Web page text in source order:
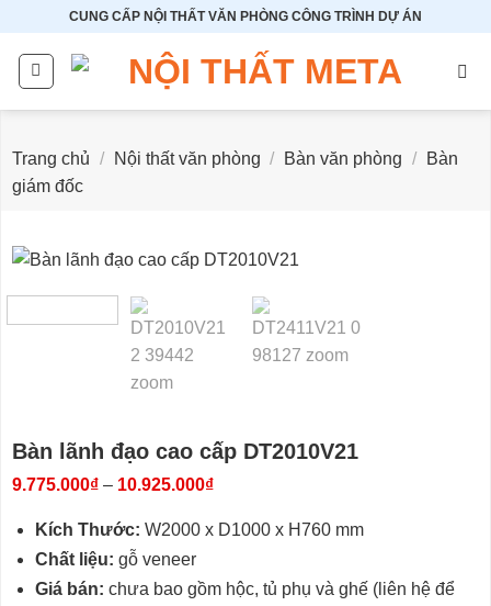
dung
CUNG CẤP NỘI THẤT VĂN PHÒNG CÔNG TRÌNH DỰ ÁN
Trang chủ / Nội thất văn phòng / Bàn văn phòng /
Bàn
giám đốc
Bàn lãnh đạo cao cấp DT2010V21
9.775.000₫ – 10.925.000₫Khoảng
từ
9.775.000₫
Kích Thước: W2000 x D1000 x H760 mm
Chất liệu: gỗ veneer
Giá bán: chưa bao gồm hộc, tủ phụ và ghế (liên hệ để